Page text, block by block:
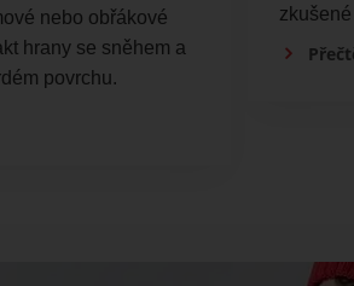
nebo obřákové
hrany se sněhem a
povrchu.